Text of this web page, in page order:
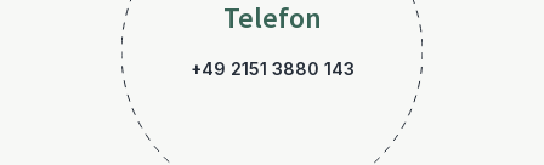
Telefon
+49 2151 3880 143